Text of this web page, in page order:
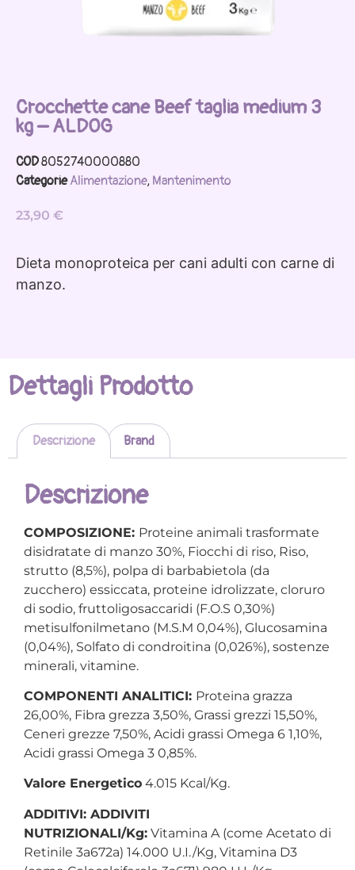
Crocchette cane Beef taglia medium 3
kg – ALDOG
COD8052740000880
Categorie Alimentazione, Mantenimento
23,90 €
Dieta monoproteica per cani adulti con carne di
manzo.
Dettagli Prodotto
Descrizione Brand
Descrizione
COMPOSIZIONE: Proteine animali trasformate
disidratate di manzo 30%, Fiocchi di riso, Riso,
strutto (8,5%), polpa di barbabietola (da
zucchero) essiccata, proteine idrolizzate, cloruro
di sodio, fruttoligosaccaridi (F.O.S 0,30%)
metisulfonilmetano (M.S.M 0,04%), Glucosamina
(0,04%), Solfato di condroitina (0,026%), sostenze
minerali, vitamine.
COMPONENTI ANALITICI: Proteina grazza
26,00%, Fibra grezza 3,50%, Grassi grezzi 15,50%,
Ceneri grezze 7,50%, Acidi grassi Omega 6 1,10%,
Acidi grassi Omega 3 0,85%.
Valore Energetico 4.015 Kcal/Kg.
ADDITIVI: ADDIVITI
NUTRIZIONALI/Kg: Vitamina A (come Acetato di
Retinile 3a672a) 14.000 U.I./Kg, Vitamina D3